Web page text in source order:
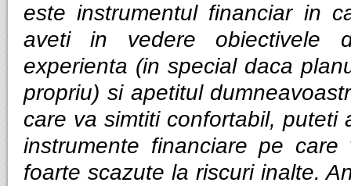
este instrumentul financiar in
aveti in vedere obiectivele
experienta (in special daca
propriu) si apetitul
care va simtiti confortabil, puteti
instrumente financiare pe
foarte scazute la riscuri inalte.